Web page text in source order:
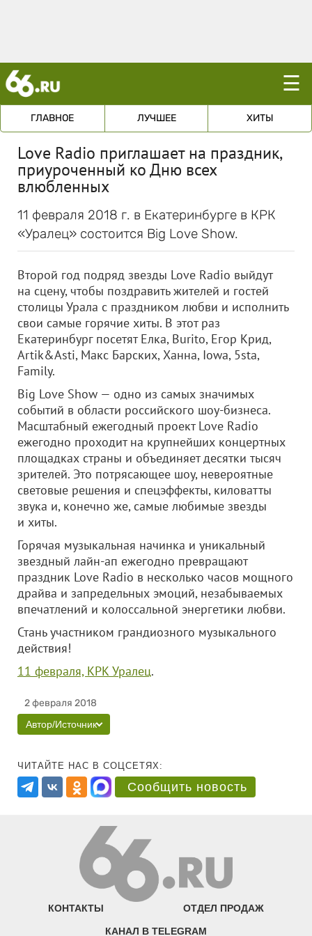
☰
ГЛАВНОЕ ЛУЧШЕЕ ХИТЫ
Love Radio приглашает на праздник,
приуроченный ко Дню всех
влюбленных
11 февраля 2018 г. в Екатеринбурге в КРК
«Уралец» состоится Big Love Show.
Второй год подряд звезды Love Radio выйдут
на сцену, чтобы поздравить жителей и гостей
столицы Урала с праздником любви и исполнить
свои самые горячие хиты. В этот раз
Екатеринбург посетят Елка, Burito, Егор Крид,
Artik&Asti, Макс Барских, Ханна, Iowa, 5sta,
Family.
Big Love Show — одно из самых значимых
событий в области российского шоу-бизнеса.
Масштабный ежегодный проект Love Radio
ежегодно проходит на крупнейших концертных
площадках страны и объединяет десятки тысяч
зрителей. Это потрясающее шоу, невероятные
световые решения и спецэффекты, киловатты
звука и, конечно же, самые любимые звезды
и хиты.
Горячая музыкальная начинка и уникальный
звездный лайн-ап ежегодно превращают
праздник Love Radio в несколько часов мощного
драйва и запредельных эмоций, незабываемых
впечатлений и колоссальной энергетики любви.
Стань участником грандиозного музыкального
действия!
11 февраля, КРК Уралец.
2 февраля 2018
Автор/Источник
ЧИТАЙТЕ НАС В СОЦСЕТЯХ:
Сообщить новость
КОНТАКТЫ ОТДЕЛ ПРОДАЖ
КАНАЛ В TELEGRAM